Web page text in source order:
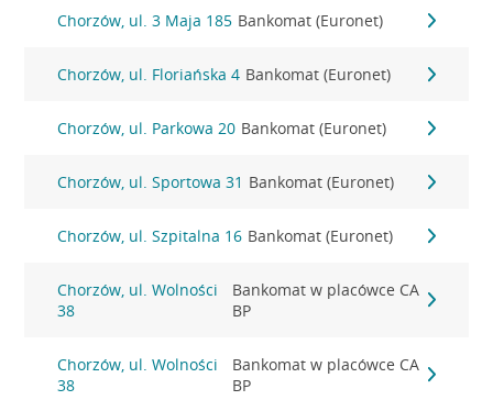
Chorzów, ul. 3 Maja 185 Bankomat (Euronet)
Chorzów, ul. Floriańska 4 Bankomat (Euronet)
Chorzów, ul. Parkowa 20 Bankomat (Euronet)
Chorzów, ul. Sportowa 31 Bankomat (Euronet)
Chorzów, ul. Szpitalna 16 Bankomat (Euronet)
Chorzów, ul. Wolności
38
Bankomat w placówce CA
BP
Chorzów, ul. Wolności
38
Bankomat w placówce CA
BP